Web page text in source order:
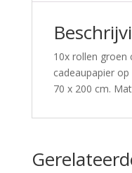
10x rollen groen
cadeaupapier
70 x 200 cm.